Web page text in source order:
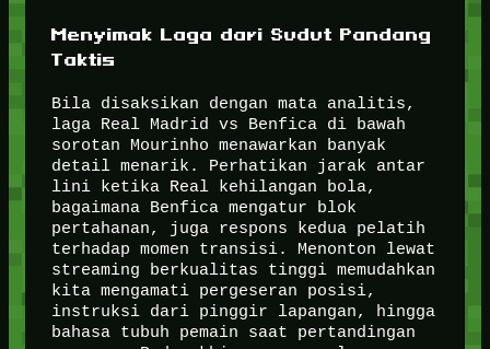
Menyimak Laga dari Sudut Pandang
Taktis
Bila disaksikan dengan mata analitis,
laga Real Madrid vs Benfica di bawah
sorotan Mourinho menawarkan banyak
detail menarik. Perhatikan jarak antar
lini ketika Real kehilangan bola,
bagaimana Benfica mengatur blok
pertahanan, juga respons kedua pelatih
terhadap momen transisi. Menonton lewat
streaming berkualitas tinggi memudahkan
kita mengamati pergeseran posisi,
instruksi dari pinggir lapangan, hingga
bahasa tubuh pemain saat pertandingan